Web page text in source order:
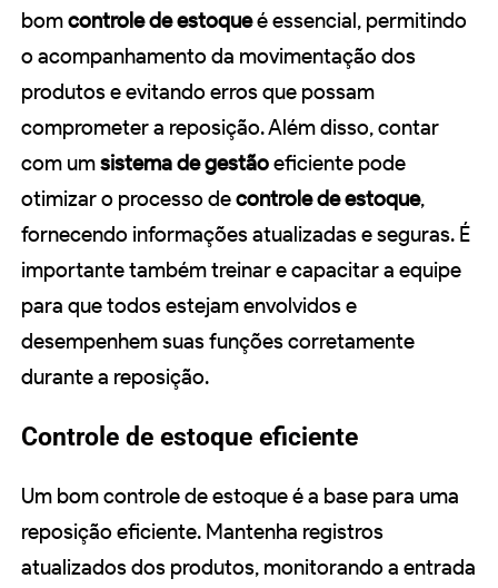
bomcontrole de estoqueé essencial, permitindo
o acompanhamento da movimentação dos
produtos e evitando erros que possam
comprometer a reposição. Além disso, contar
com umsistema de gestãoeficiente pode
otimizar o processo decontrole de estoque,
fornecendo informações atualizadas e seguras. É
importante também treinar e capacitar a equipe
para que todos estejam envolvidos e
desempenhem suas funções corretamente
durante a reposição.
Controle de estoque eficiente
Um bom controle de estoque é a base para uma
reposição eficiente. Mantenha registros
atualizados dos produtos, monitorando a entrada